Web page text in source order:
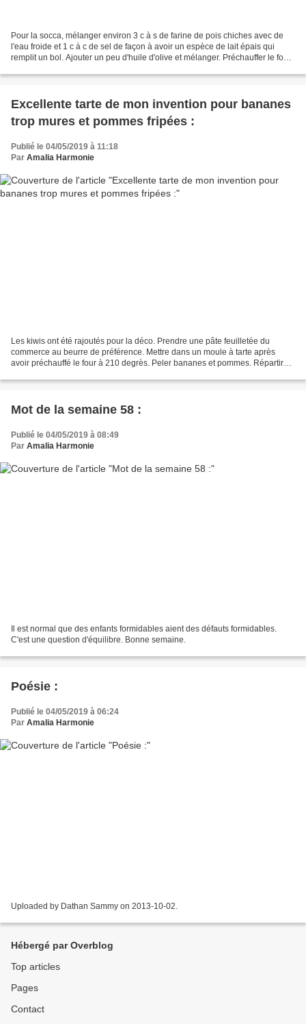
Pour la socca, mélanger environ 3 c à s de farine de pois chiches avec de
l'eau froide et 1 c à c de sel de façon à avoir un espèce de lait épais qui
remplit un bol. Ajouter un peu d'huile d'olive et mélanger. Préchauffer le four
Excellente tarte de mon invention pour bananes
trop mures et pommes fripées :
Publié le 04/05/2019 à 11:18
Par Amalia Harmonie
Les kiwis ont été rajoutés pour la déco. Prendre une pâte feuilletée du
commerce au beurre de préférence. Mettre dans un moule à tarte après
avoir préchauffé le four à 210 degrès. Peler bananes et pommes. Répartir
Mot de la semaine 58 :
Publié le 04/05/2019 à 08:49
Par Amalia Harmonie
Il est normal que des enfants formidables aient des défauts formidables.
C'est une question d'équilibre. Bonne semaine.
Poésie :
Publié le 04/05/2019 à 06:24
Par Amalia Harmonie
Uploaded by Dathan Sammy on 2013-10-02.
Hébergé par Overblog
Top articles
Pages
Contact